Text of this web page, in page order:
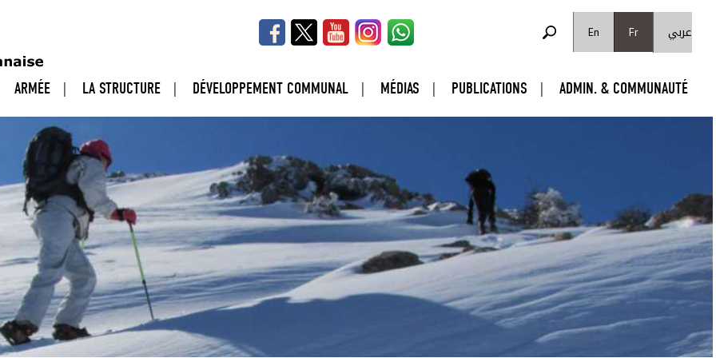
En
Fr عربي FORMULAIRE DE RECHERCHE
ARMÉE LA STRUCTURE DÉVELOPPEMENT COMMUNAL MÉDIAS PUBLICATIONS ADMIN. & COMMUNAUTÉ